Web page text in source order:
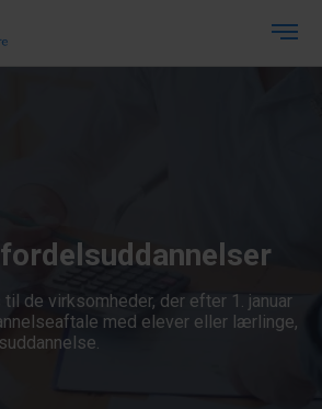
de virksomheder, der efter 1. januar
med elever eller lærlinge,